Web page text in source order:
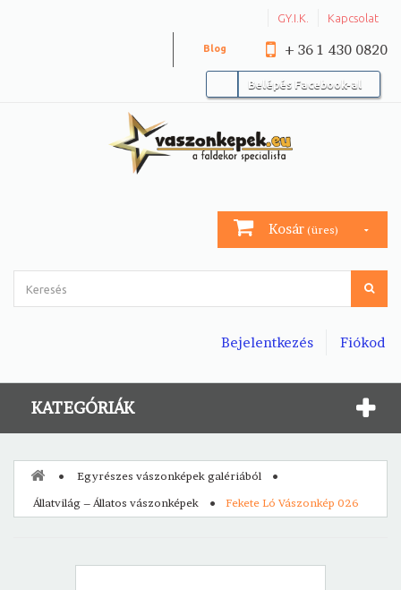
GY.I.K. Kapcsolat
+ 36 1 430 0820
Blog
Belépés Facebook-al
Kosár (üres)
Fiókod
Bejelentkezés
KATEGÓRIÁK
Egyrészes vászonképek galériából
Állatvilág – Állatos vászonképek
Fekete Ló Vászonkép 026